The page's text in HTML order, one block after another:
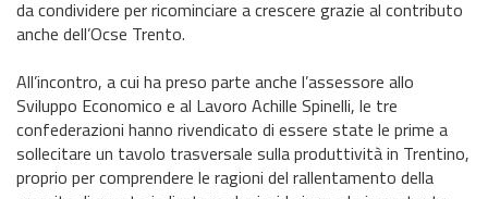
da condividere per ricominciare a crescere grazie al contributo
anche dell’Ocse Trento.
All’incontro, a cui ha preso parte anche l’assessore allo
Sviluppo Economico e al Lavoro Achille Spinelli, le tre
confederazioni hanno rivendicato di essere state le prime a
sollecitare un tavolo trasversale sulla produttività in Trentino,
proprio per comprendere le ragioni del rallentamento della